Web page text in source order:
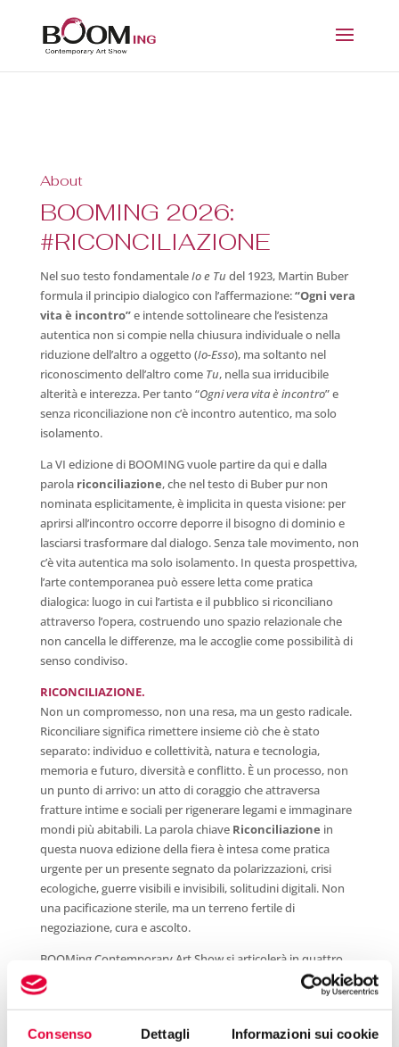
Consenso Dettagli Informazioni sui cookie
About
BOOMING 2026:
#RICONCILIAZIONE
Nel suo testo fondamentaleIo e Tu del 1923, Martin Buber
formula il principio dialogico con l’affermazione:“Ogni vera
vita è incontro”e intende sottolineare che l’esistenza
autentica non si compie nella chiusura individuale o nella
riduzione dell’altro a oggetto (Io-Esso), ma soltanto nel
riconoscimento dell’altro come Tu, nella sua irriducibile
alterità e interezza. Per tanto “Ogni vera vita è incontro” e
senza riconciliazione non c’è incontro autentico, ma solo
isolamento.
La VI edizione di BOOMING vuole partire da qui e dalla
parola riconciliazione, che nel testo di Buber pur non
nominata esplicitamente, è implicita in questa visione: per
aprirsi all’incontro occorre deporre il bisogno di dominio e
lasciarsi trasformare dal dialogo. Senza tale movimento, non
c’è vita autentica ma solo isolamento. In questa prospettiva,
l’arte contemporanea può essere letta come pratica
dialogica: luogo in cui l’artista e il pubblico si riconciliano
attraverso l’opera, costruendo uno spazio relazionale che
non cancella le differenze, ma le accoglie come possibilità di
senso condiviso.
RICONCILIAZIONE.
Non un compromesso, non una resa, ma un gesto radicale.
Riconciliare significa rimettere insieme ciò che è stato
separato: individuo e collettività, natura e tecnologia,
memoria e futuro, diversità e conflitto. È un processo, non
un punto di arrivo: un atto di coraggio che attraversa
fratture intime e sociali per rigenerare legami e immaginare
mondi più abitabili. La parola chiave Riconciliazione in
questa nuova edizione della fiera è intesa come pratica
urgente per un presente segnato da polarizzazioni, crisi
ecologiche, guerre visibili e invisibili, solitudini digitali. Non
una pacificazione sterile, ma un terreno fertile di
negoziazione, cura e ascolto.
BOOMing Contemporary Art Show si articolerà in quattro
sezioni, pensate come luoghi di incontro fra differenze,
contraddizioni e possibilità di coesistenza.
RICONCILIAZIONE – MAIN SECTION